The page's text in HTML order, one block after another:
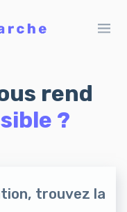
rend
?
trouvez la